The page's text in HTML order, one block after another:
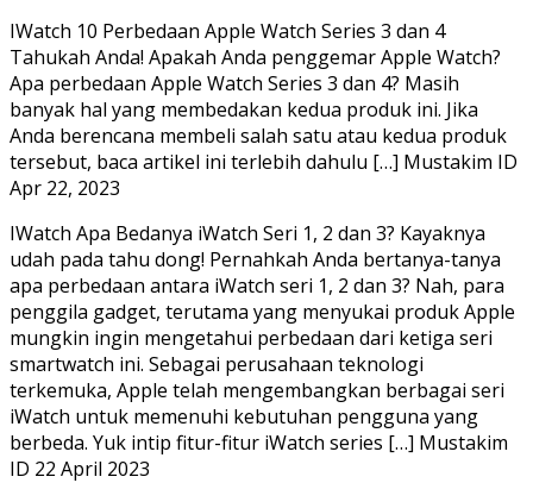
IWatch 10 Perbedaan Apple Watch Series 3 dan 4
Tahukah Anda! Apakah Anda penggemar Apple Watch?
Apa perbedaan Apple Watch Series 3 dan 4? Masih
banyak hal yang membedakan kedua produk ini. Jika
Anda berencana membeli salah satu atau kedua produk
tersebut, baca artikel ini terlebih dahulu […] Mustakim ID
Apr 22, 2023
IWatch Apa Bedanya iWatch Seri 1, 2 dan 3? Kayaknya
udah pada tahu dong! Pernahkah Anda bertanya-tanya
apa perbedaan antara iWatch seri 1, 2 dan 3? Nah, para
penggila gadget, terutama yang menyukai produk Apple
mungkin ingin mengetahui perbedaan dari ketiga seri
smartwatch ini. Sebagai perusahaan teknologi
terkemuka, Apple telah mengembangkan berbagai seri
iWatch untuk memenuhi kebutuhan pengguna yang
berbeda. Yuk intip fitur-fitur iWatch series […] Mustakim
ID 22 April 2023